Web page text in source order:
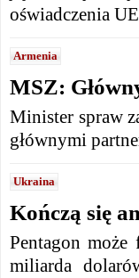
oświadczenia
Armenia
MSZ:
Minister spraw
głównymi
Ukraina
Kończą się
Pentagon może
miliarda